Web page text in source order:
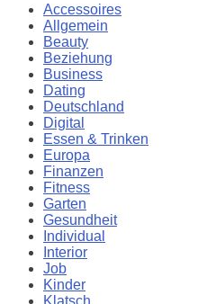
Accessoires
Allgemein
Beauty
Beziehung
Business
Dating
Deutschland
Digital
Essen & Trinken
Europa
Finanzen
Fitness
Garten
Gesundheit
Individual
Interior
Job
Kinder
Klatsch